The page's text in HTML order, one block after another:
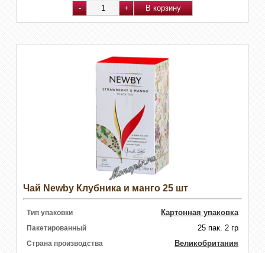
Чай Newby Клубника и манго 25 шт
Тип упаковки Картонная упаковка
Пакетированный 25 пак. 2 гр
Страна производства Великобритания